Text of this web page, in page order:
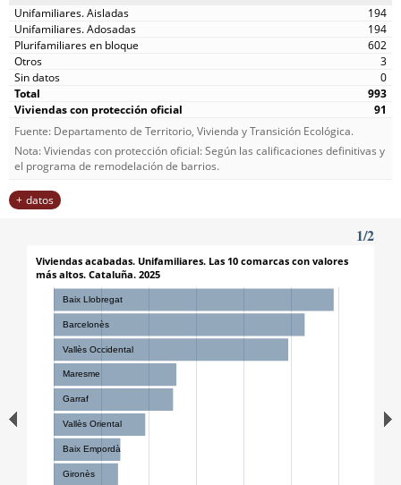
194
194
602
3
0
993
91
Fuente: Departamento de Territorio, Vivienda y Transición Ecológica.
Nota: Viviendas con protección oficial: Según las calificaciones definitivas y
el programa de remodelación de barrios.
datos